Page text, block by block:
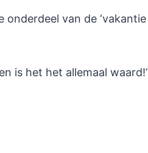
van de ‘vakantie
is het het allemaal waard!’